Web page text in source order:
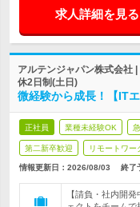
求人詳細を見る
アルテンジャパン株式会社
休2日制(土日)
微経験から成長！【IT
正社員 業種未経験OK
第二新卒歓迎 リモートワー
情報更新日：2026/08/03 終了
【請負・社内開